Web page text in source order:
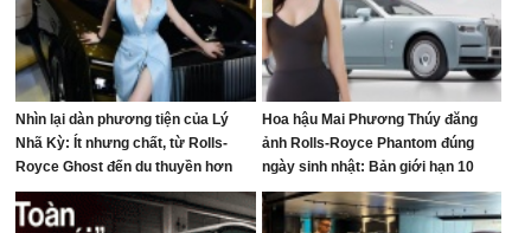
Nhìn lại dàn phương tiện của Lý
Nhã Kỳ: Ít nhưng chất, từ Rolls-
Royce Ghost đến du thuyền hơn
100 tỷ đồng
Hoa hậu Mai Phương Thúy đăng
ảnh Rolls-Royce Phantom đúng
ngày sinh nhật: Bản giới hạn 10
chiếc toàn cầu, giá quy đổi gần 68
tỷ đồng